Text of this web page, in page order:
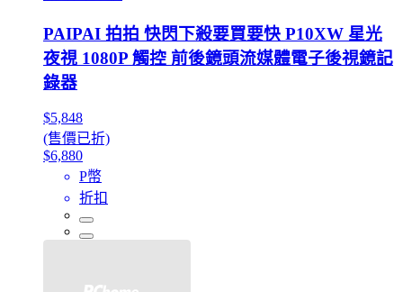
PAIPAI 拍拍 快閃下殺要買要快 P10XW 星光
夜視 1080P 觸控 前後鏡頭流媒體電子後視鏡記
錄器
$5,848
(售價已折)
$6,880
P幣
折扣